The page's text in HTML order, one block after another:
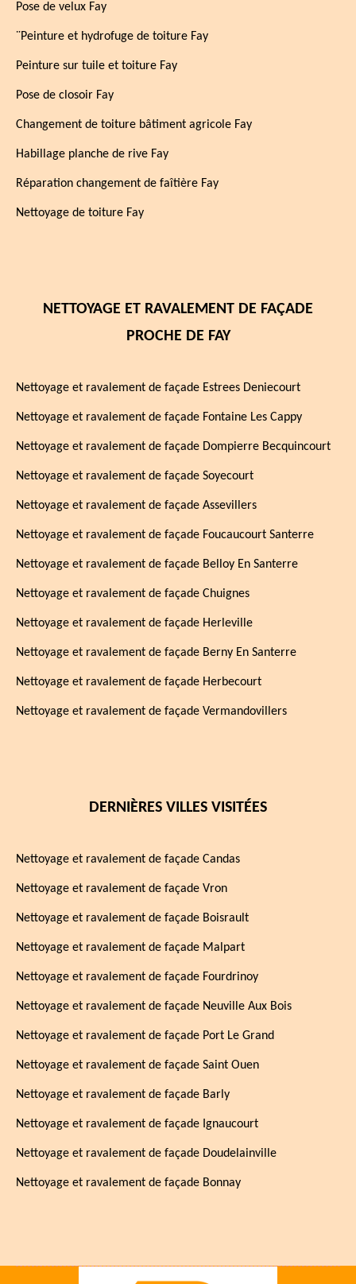
Pose de velux Fay
¨Peinture et hydrofuge de toiture Fay
Peinture sur tuile et toiture Fay
Pose de closoir Fay
Changement de toiture bâtiment agricole Fay
Habillage planche de rive Fay
Réparation changement de faîtière Fay
Nettoyage de toiture Fay
NETTOYAGE ET RAVALEMENT DE FAÇADE
PROCHE DE FAY
Nettoyage et ravalement de façade Estrees Deniecourt
Nettoyage et ravalement de façade Fontaine Les Cappy
Nettoyage et ravalement de façade Dompierre Becquincourt
Nettoyage et ravalement de façade Soyecourt
Nettoyage et ravalement de façade Assevillers
Nettoyage et ravalement de façade Foucaucourt Santerre
Nettoyage et ravalement de façade Belloy En Santerre
Nettoyage et ravalement de façade Chuignes
Nettoyage et ravalement de façade Herleville
Nettoyage et ravalement de façade Berny En Santerre
Nettoyage et ravalement de façade Herbecourt
Nettoyage et ravalement de façade Vermandovillers
DERNIÈRES VILLES VISITÉES
Nettoyage et ravalement de façade Candas
Nettoyage et ravalement de façade Vron
Nettoyage et ravalement de façade Boisrault
Nettoyage et ravalement de façade Malpart
Nettoyage et ravalement de façade Fourdrinoy
Nettoyage et ravalement de façade Neuville Aux Bois
Nettoyage et ravalement de façade Port Le Grand
Nettoyage et ravalement de façade Saint Ouen
Nettoyage et ravalement de façade Barly
Nettoyage et ravalement de façade Ignaucourt
Nettoyage et ravalement de façade Doudelainville
Nettoyage et ravalement de façade Bonnay